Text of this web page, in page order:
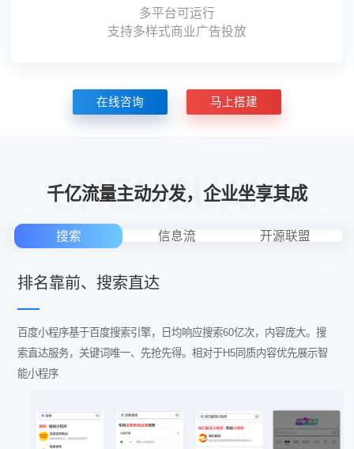
多平台可运行
支持多样式商业广告投放
在线咨询 马上搭建
千亿流量主动分发，企业坐享其成
搜索 信息流 开源联盟
排名靠前、搜索直达
百度小程序基于百度搜索引擎，日均响应搜索60亿次，内容庞大。搜
索直达服务，关键词唯一、先抢先得。相对于H5同质内容优先展示智
能小程序